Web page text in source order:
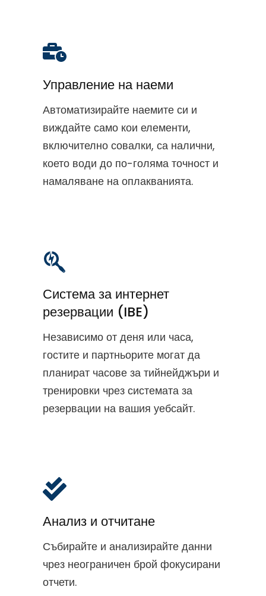
Управление на наеми
Автоматизирайте наемите си и
виждайте само кои елементи,
включително совалки, са налични,
което води до по-голяма точност и
намаляване на оплакванията.
Система за интернет
резервации (IBE)
Независимо от деня или часа,
гостите и партньорите могат да
планират часове за тийнейджъри и
тренировки чрез системата за
резервации на вашия уебсайт.
Анализ и отчитане
Събирайте и анализирайте данни
чрез неограничен брой фокусирани
отчети.